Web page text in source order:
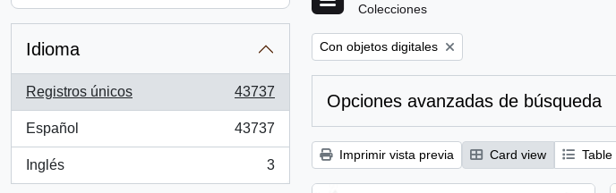
Idioma
Registros únicos
, 43737 resultados
43737
Español
, 43737 resultados
43737
Inglés
, 3 resultados
3
Colecciones
Remove filter:
Con objetos digitales
Opciones avanzadas de búsqueda
Imprimir vista previa Card view Table